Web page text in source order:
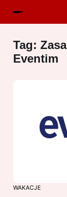
Tag:
Eventim
WAKACJE